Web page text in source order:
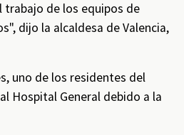
de los equipos de
dijo la alcaldesa de Valencia,
uno de los residentes del
Hospital General debido a la